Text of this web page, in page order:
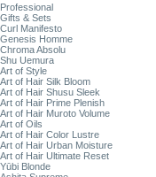
Professional
Gifts & Sets
Curl Manifesto
Genesis Homme
Chroma Absolu
Shu Uemura
Art of Style
Art of Hair Silk Bloom
Art of Hair Shusu Sleek
Art of Hair Prime Plenish
Art of Hair Muroto Volume
Art of Oils
Art of Hair Color Lustre
Art of Hair Urban Moisture
Art of Hair Ultimate Reset
Yūbi Blonde